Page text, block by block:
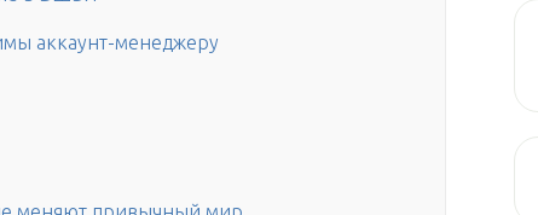
аккаунт-менеджеру